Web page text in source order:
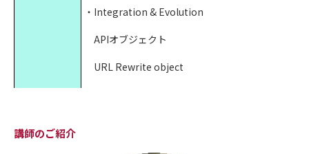
・Integration & Evolution
APIオブジェクト
URL Rewrite object
・Expanded DevOps
講師のご紹介